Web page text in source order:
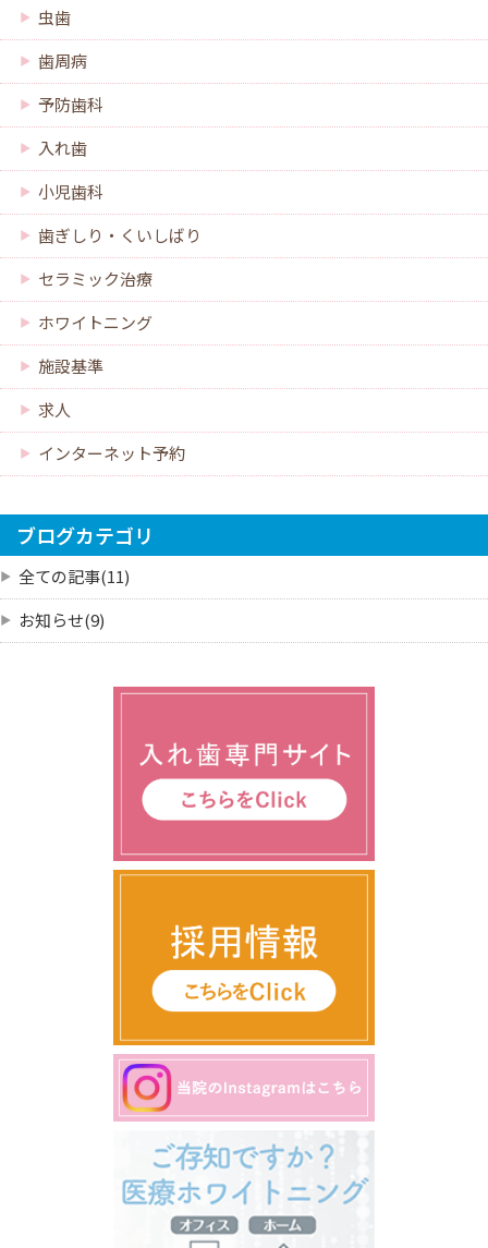
虫歯
歯周病
予防歯科
入れ歯
小児歯科
歯ぎしり・くいしばり
セラミック治療
ホワイトニング
施設基準
求人
インターネット予約
ブログカテゴリ
全ての記事(11)
お知らせ(9)